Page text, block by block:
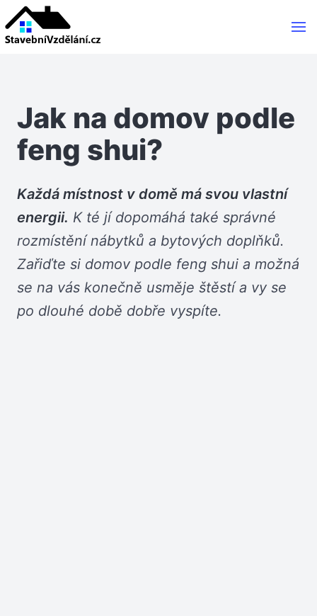
Jak na domov podle
feng shui?
Každá místnost v domě má svou vlastní
energii. K té jí dopomáhá také správné
rozmístění nábytků a bytových doplňků.
Zařiďte si domov podle feng shui a možná
se na vás konečně usměje štěstí a vy se
po dlouhé době dobře vyspíte.